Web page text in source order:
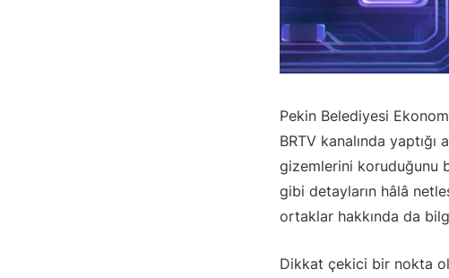
Pekin Belediyesi
BRTV kanalında yaptığı
gizemlerini koruduğunu
gibi detayların hâlâ
ortaklar hakkında da
Dikkat çekici bir nokta